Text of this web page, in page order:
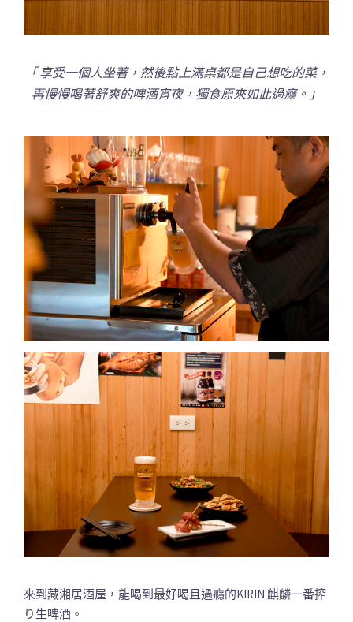
「 享受一個人坐著，然後點上滿桌都是自己想吃的菜，
再慢慢喝著舒爽的啤酒宵夜，獨食原來如此過癮。」
來到藏湘居酒屋，能喝到最好喝且過癮的KIRIN 麒麟一番搾
り生啤酒。